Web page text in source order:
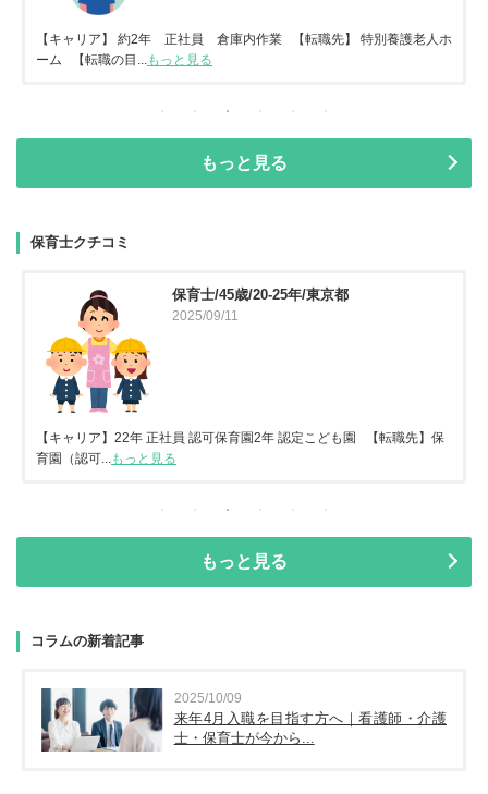
【キャリア】 約2年 正社員 倉庫内作業 【転職先】 特別養護老人ホ
ーム 【転職の目...もっと見る
もっと見る
保育士クチコミ
保育士/45歳/20-25年/東京都
2025/09/11
【キャリア】22年 正社員 認可保育園2年 認定こども園 【転職先】保
育園（認可...もっと見る
もっと見る
コラムの新着記事
2025/10/09
来年4月入職を目指す方へ｜看護師・介護
士・保育士が今から...